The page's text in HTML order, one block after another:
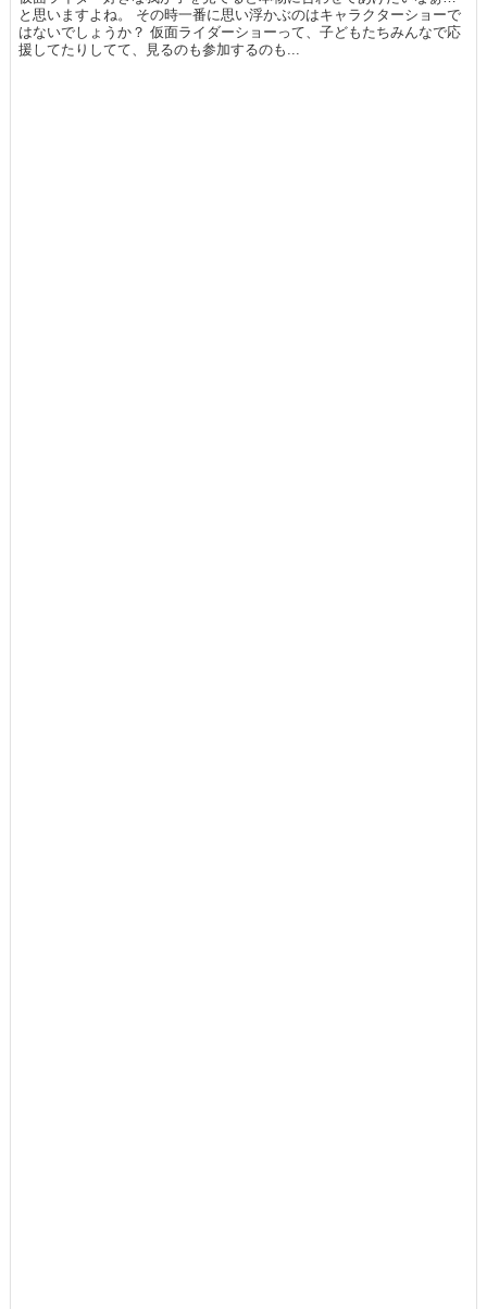
と思いますよね。 その時一番に思い浮かぶのはキャラクターショーで
はないでしょうか？ 仮面ライダーショーって、子どもたちみんなで応
援してたりしてて、見るのも参加するのも...